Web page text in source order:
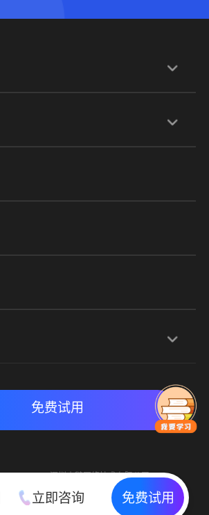
职业技能培训 兴趣培训
数字化运营
ERP 企微SCRM
朝阳区朝外大街乙6号23层
免费试用
2015-2018 深圳小鹅网络技术有限公司
Reserved. 粤ICP备15020529号
粤公网安备 44030502002037号
立即咨询 免费试用